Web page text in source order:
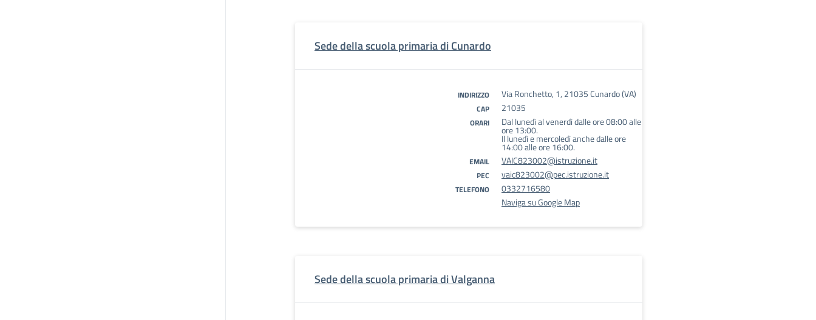
Sede della scuola primaria di Cunardo
INDIRIZZO Via Ronchetto, 1, 21035 Cunardo (VA)
CAP 21035
ORARI Dal lunedì al venerdì dalle ore 08:00 alle
ore 13:00.
Il lunedì e mercoledì anche dalle ore
14:00 alle ore 16:00.
EMAIL VAIC823002@istruzione.it
PEC vaic823002@pec.istruzione.it
TELEFONO
0332716580
Naviga su Google Map
Sede della scuola primaria di Valganna